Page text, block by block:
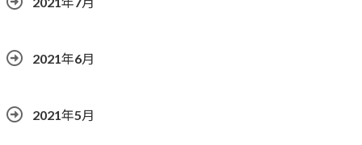
2021年6月
2021年5月